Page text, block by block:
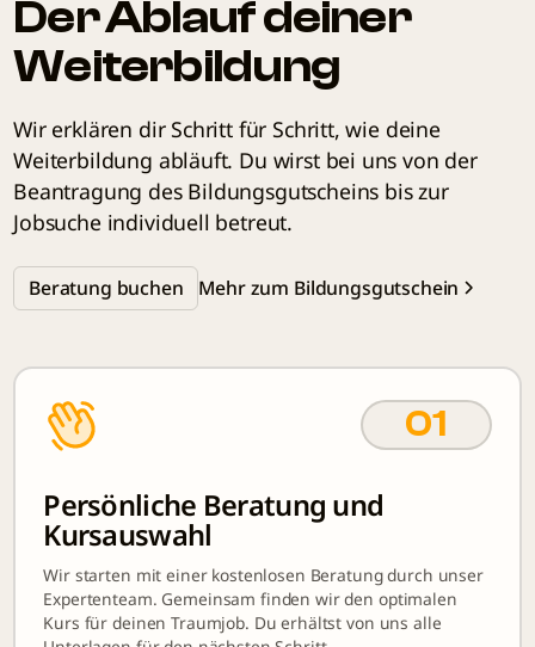
Der Ablauf deiner
Weiterbildung
Wir erklären dir Schritt für Schritt, wie deine
Weiterbildung abläuft. Du wirst bei uns von der
Beantragung des Bildungsgutscheins bis zur
Jobsuche individuell betreut.
Beratung buchen Mehr zum Bildungsgutschein
01
Persönliche Beratung und
Kursauswahl
Wir starten mit einer kostenlosen Beratung durch unser
Expertenteam. Gemeinsam finden wir den optimalen
Kurs für deinen Traumjob. Du erhältst von uns alle